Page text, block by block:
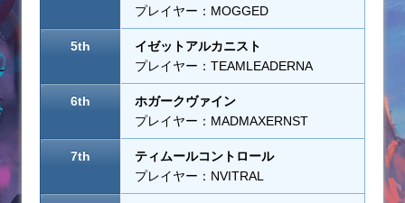
プレイヤー：MOGGED
5th
イゼットアルカニスト
プレイヤー：TEAMLEADERNA
6th
ホガークヴァイン
プレイヤー：MADMAXERNST
7th
ティムールコントロール
プレイヤー：NVITRAL